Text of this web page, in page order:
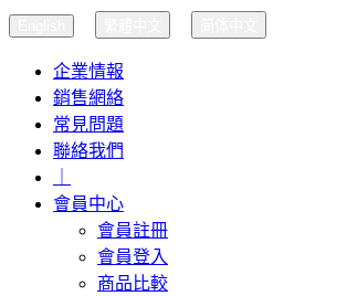
企業情報
銷售網絡
常見問題
聯絡我們
會員中心
會員註冊
會員登入
商品比較